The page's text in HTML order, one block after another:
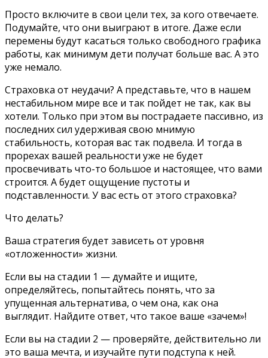
Просто включите в свои цели тех, за кого отвечаете.
Подумайте, что они выиграют в итоге. Даже если
перемены будут касаться только свободного графика
работы, как минимум дети получат больше вас. А это
уже немало.
Страховка от неудачи? А представьте, что в нашем
нестабильном мире все и так пойдет не так, как вы
хотели. Только при этом вы пострадаете пассивно, из
последних сил удерживая свою мнимую
стабильность, которая вас так подвела. И тогда в
прорехах вашей реальности уже не будет
просвечивать что-то большое и настоящее, что вами
строится. А будет ощущение пустоты и
подставленности. У вас есть от этого страховка?
Что делать?
Ваша стратегия будет зависеть от уровня
«отложенности» жизни.
Если вы на стадии 1 — думайте и ищите,
определяйтесь, попытайтесь понять, что за
упущенная альтернатива, о чем она, как она
выглядит. Найдите ответ, что такое ваше «зачем»!
Если вы на стадии 2 — проверяйте, действительно ли
это ваша мечта, и изучайте пути подступа к ней.